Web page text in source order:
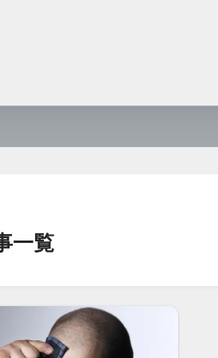
一覧